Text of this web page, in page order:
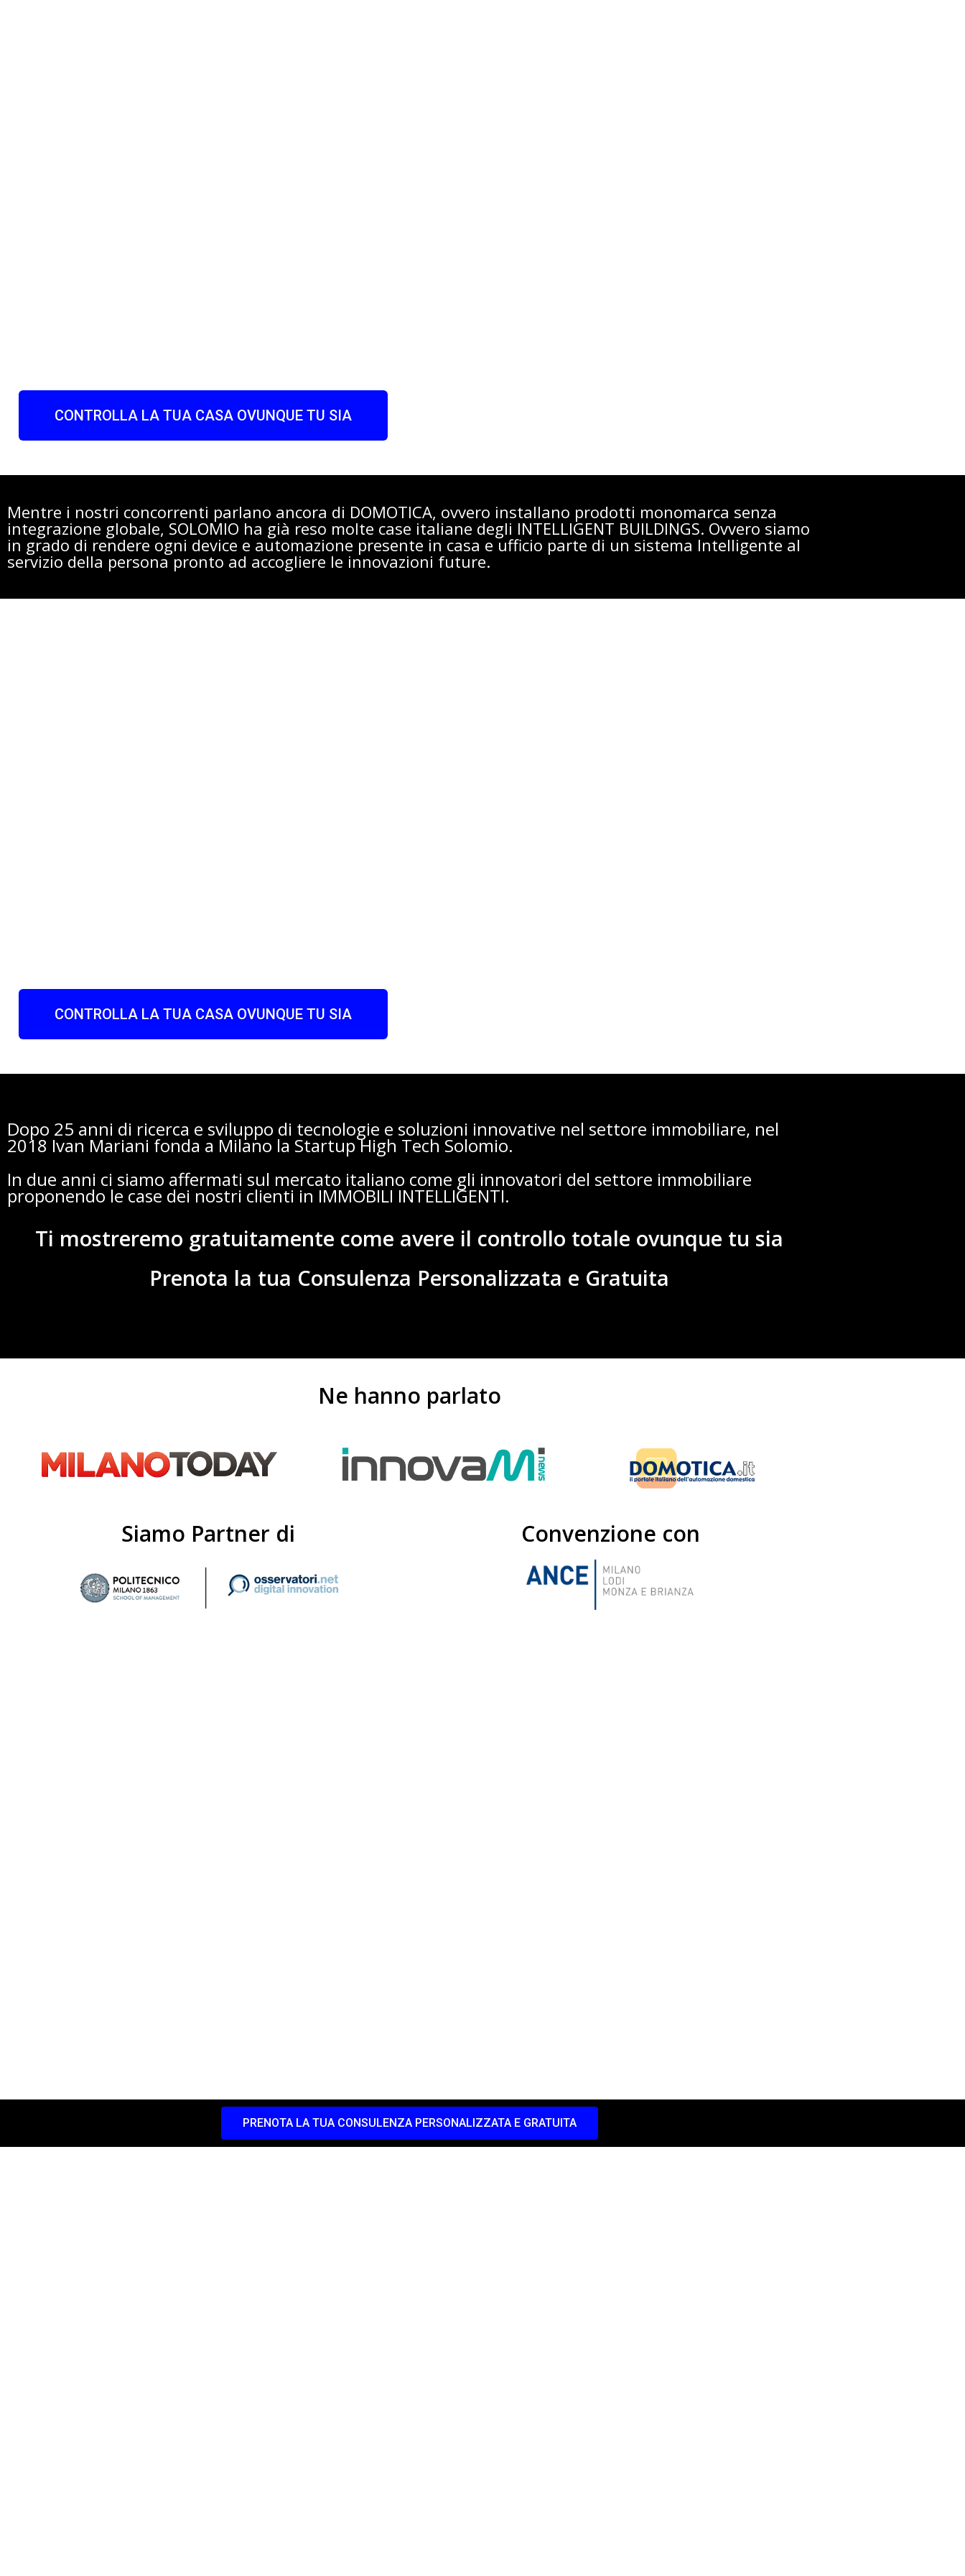
CONTROLLA LA TUA CASA OVUNQUE TU SIA
Mentre i nostri concorrenti parlano ancora di DOMOTICA, ovvero installano prodotti monomarca senza
integrazione globale, SOLOMIO ha già reso molte case italiane degli INTELLIGENT BUILDINGS. Ovvero siamo
in grado di rendere ogni device e automazione presente in casa e ufficio parte di un sistema Intelligente al
servizio della persona pronto ad accogliere le innovazioni future.
CONTROLLA LA TUA CASA OVUNQUE TU SIA
Dopo 25 anni di ricerca e sviluppo di tecnologie e soluzioni innovative nel settore immobiliare, nel
2018 Ivan Mariani fonda a Milano la Startup High Tech Solomio.
In due anni ci siamo affermati sul mercato italiano come gli innovatori del settore immobiliare
proponendo le case dei nostri clienti in IMMOBILI INTELLIGENTI.
Ti mostreremo gratuitamente come avere il controllo totale ovunque tu sia
Prenota la tua Consulenza Personalizzata e Gratuita
Ne hanno parlato
Siamo Partner di Convenzione con
PRENOTA LA TUA CONSULENZA PERSONALIZZATA E GRATUITA